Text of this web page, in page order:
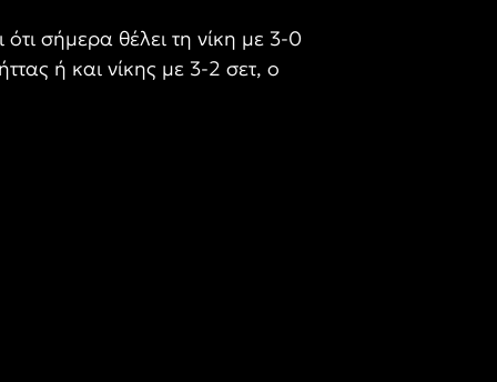
σήμερα θέλει τη νίκη με 3-0
ή και νίκης με 3-2 σετ, ο